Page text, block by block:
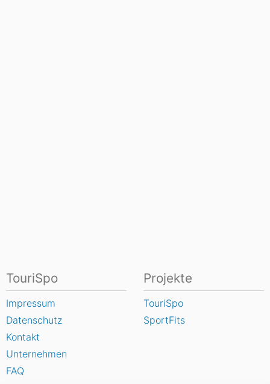
TouriSpo
Impressum
Datenschutz
Kontakt
Unternehmen
FAQ
Projekte
TouriSpo
SportFits